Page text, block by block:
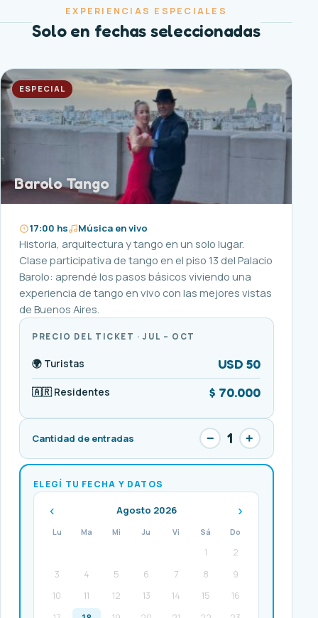
EXPERIENCIAS ESPECIALES
Solo en fechas seleccionadas
ESPECIAL
Barolo Tango
17:00 hs Música en vivo
Historia, arquitectura y tango en un solo lugar.
Clase participativa de tango en el piso 13 del Palacio
Barolo: aprendé los pasos básicos viviendo una
experiencia de tango en vivo con las mejores vistas
de Buenos Aires.
PRECIO DEL TICKET · JUL – OCT
🌍 Turistas USD 50
🇦🇷 Residentes $ 70.000
Cantidad de entradas − 1 +
ELEGÍ TU FECHA Y DATOS
‹ Agosto 2026 ›
Lu Ma Mi Ju Vi Sá Do
1
2
3
4 5 6 7 8
9
10
11 12 13 14 15
16